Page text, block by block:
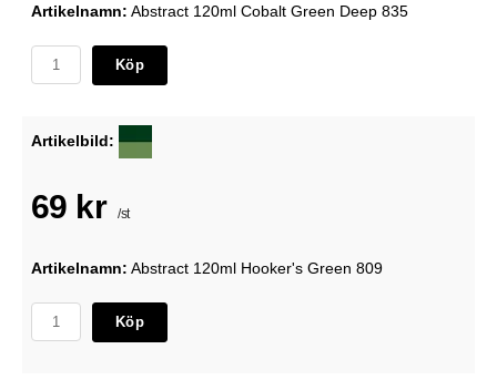
Artikelnamn: Abstract 120ml Cobalt Green Deep 835
Köp
Artikelbild:
69 kr /st
Artikelnamn: Abstract 120ml Hooker's Green 809
Köp